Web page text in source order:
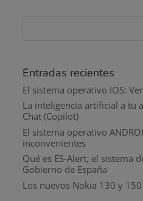
Entradas recientes
El sistema operativo IOS:
La inteligencia artificial a tu
Chat (Copilot)
El sistema operativo
inconvenientes
Qué es ES-Alert, el sistema
Gobierno de España
Los nuevos Nokia 130 y